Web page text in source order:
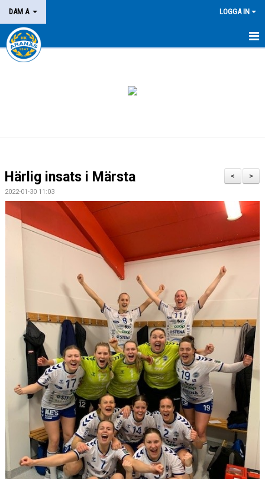
DAM A LOGGA IN
HEM
KONTAKT
>
<
Härlig insats i Märsta
2022-01-30 11:03